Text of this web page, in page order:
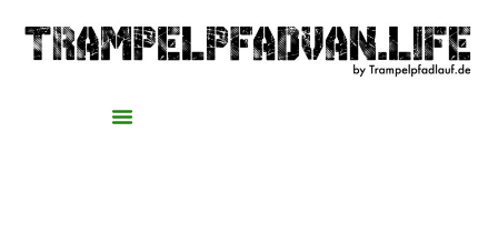
Inhalt
springen